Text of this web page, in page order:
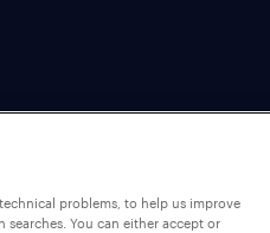
problems, to help us improve
You can either accept or